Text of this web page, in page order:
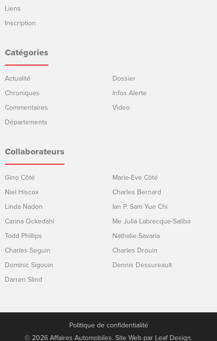
Liens
Inscription
Catégories
Actualité
Chroniques
Commentaires
Départements
Dossier
Infos Alerte
Video
Collaborateurs
Gino Côté
Niel Hiscox
Linda Nadon
Carina Ockedahl
Todd Phillips
Charles Seguin
Dominic Sigouin
Darren Slind
Marie-Eve Côté
Charles Bernard
Ian P. Sam Yue Chi
Me Julia Labrecque-Saliba
Nathalie Savaria
Charles Drouin
Dennis Dessureault
Politique de confidentialité
© 2026 Affaires Automobiles. Site Web par Leaf Design.